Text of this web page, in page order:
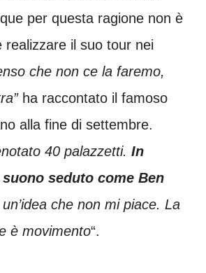
per questa ragione non è
realizzare il suo tour nei
che non ce la faremo,
ha raccontato il famoso
alla fine di settembre.
40 palazzetti. In
seduto come Ben
che non mi piace. La
è movimento“.